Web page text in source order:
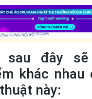
sau đây
khác nhau
này: